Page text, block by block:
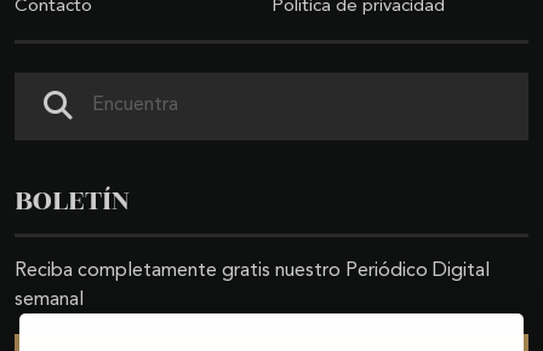
Contacto Política de privacidad
BOLETÍN
Reciba completamente gratis nuestro Periódico Digital
semanal